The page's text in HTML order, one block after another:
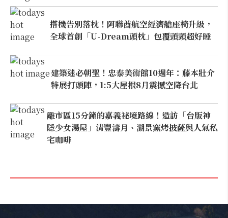
搭機告別落枕！阿聯酋航空經濟艙座椅升級，
全球首創「U-Dream頭枕」包覆頭頸超好睡
建築迷必朝聖！忠泰美術館10週年：藤本壯介
特展打頭陣，1:5大屋根8月震撼空降台北
離市區15分鐘的嘉義祕境路線！造訪「台版神
隱少女湯屋」清豐濤月、湖景窯烤披薩與人氣私
宅咖啡